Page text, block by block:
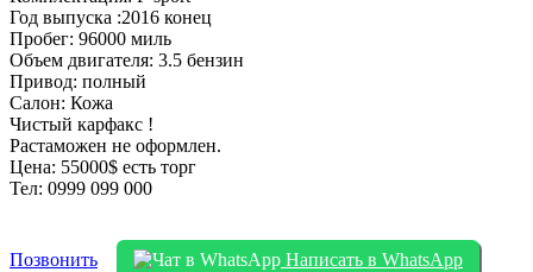
Год выпуска :2016 конец
Пробег: 96000 миль
Объем двигателя: 3.5 бензин
Привод: полный
Салон: Кожа
Чистый карфакс !
Растаможен не оформлен.
Цена: 55000$ есть торг
Тел: 0999 099 000
Позвонить Написать в WhatsApp